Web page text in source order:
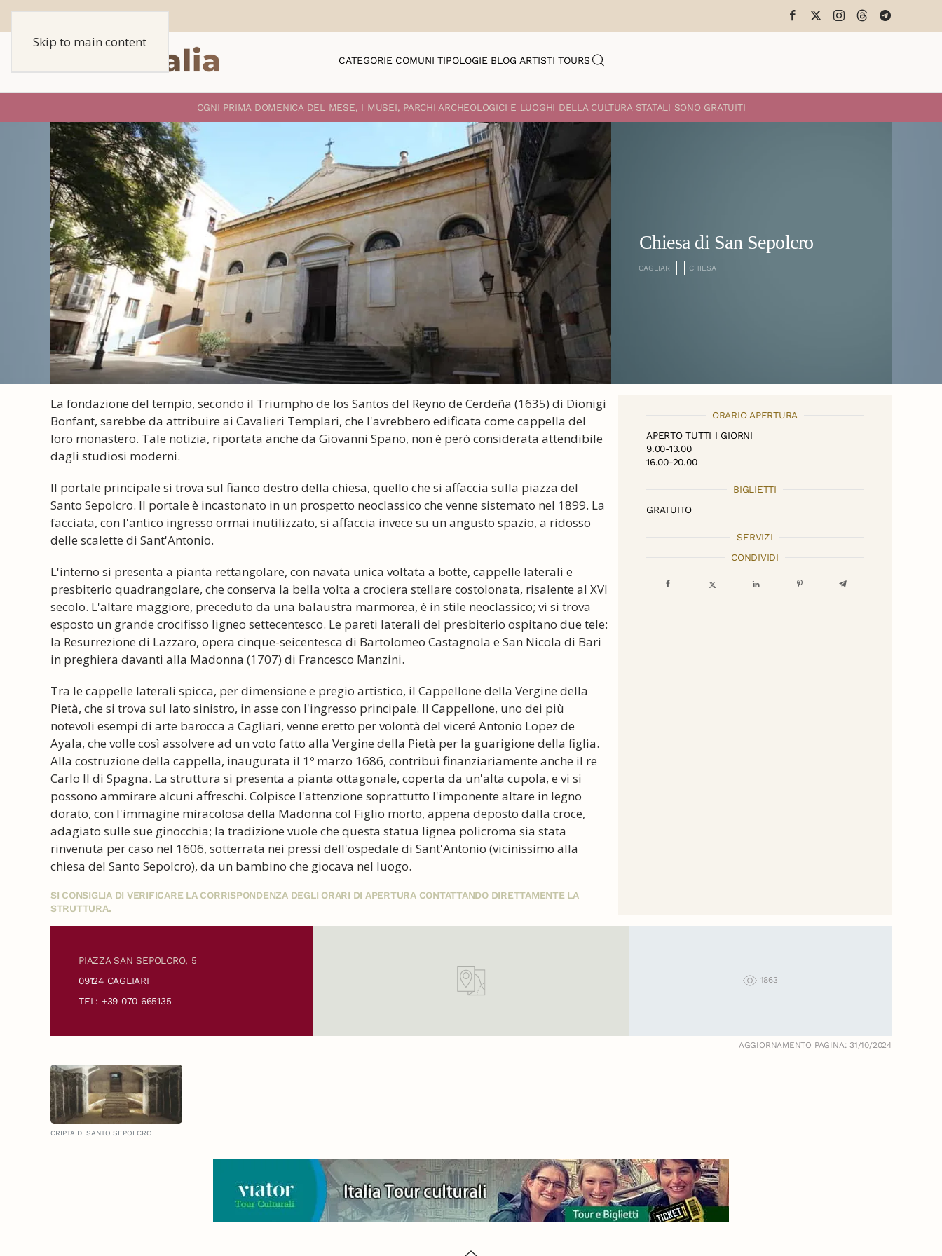
Skip to main content
CATEGORIE COMUNI TIPOLOGIE BLOG ARTISTI TOURS
OGNI PRIMA DOMENICA DEL MESE, I MUSEI, PARCHI ARCHEOLOGICI E LUOGHI DELLA CULTURA STATALI SONO GRATUITI
Chiesa di San Sepolcro
CAGLIARI CHIESA
La fondazione del tempio, secondo il Triumpho de los Santos del Reyno de Cerdeña (1635) di Dionigi
Bonfant, sarebbe da attribuire ai Cavalieri Templari, che l'avrebbero edificata come cappella del
loro monastero. Tale notizia, riportata anche da Giovanni Spano, non è però considerata attendibile
dagli studiosi moderni.
Il portale principale si trova sul fianco destro della chiesa, quello che si affaccia sulla piazza del
Santo Sepolcro. Il portale è incastonato in un prospetto neoclassico che venne sistemato nel 1899. La
facciata, con l'antico ingresso ormai inutilizzato, si affaccia invece su un angusto spazio, a ridosso
delle scalette di Sant'Antonio.
L'interno si presenta a pianta rettangolare, con navata unica voltata a botte, cappelle laterali e
presbiterio quadrangolare, che conserva la bella volta a crociera stellare costolonata, risalente al XVI
secolo. L'altare maggiore, preceduto da una balaustra marmorea, è in stile neoclassico; vi si trova
esposto un grande crocifisso ligneo settecentesco. Le pareti laterali del presbiterio ospitano due tele:
la Resurrezione di Lazzaro, opera cinque-seicentesca di Bartolomeo Castagnola e San Nicola di Bari
in preghiera davanti alla Madonna (1707) di Francesco Manzini.
Tra le cappelle laterali spicca, per dimensione e pregio artistico, il Cappellone della Vergine della
Pietà, che si trova sul lato sinistro, in asse con l'ingresso principale. Il Cappellone, uno dei più
notevoli esempi di arte barocca a Cagliari, venne eretto per volontà del viceré Antonio Lopez de
Ayala, che volle così assolvere ad un voto fatto alla Vergine della Pietà per la guarigione della figlia.
Alla costruzione della cappella, inaugurata il 1º marzo 1686, contribuì finanziariamente anche il re
Carlo II di Spagna. La struttura si presenta a pianta ottagonale, coperta da un'alta cupola, e vi si
possono ammirare alcuni affreschi. Colpisce l'attenzione soprattutto l'imponente altare in legno
dorato, con l'immagine miracolosa della Madonna col Figlio morto, appena deposto dalla croce,
adagiato sulle sue ginocchia; la tradizione vuole che questa statua lignea policroma sia stata
rinvenuta per caso nel 1606, sotterrata nei pressi dell'ospedale di Sant'Antonio (vicinissimo alla
chiesa del Santo Sepolcro), da un bambino che giocava nel luogo.
SI CONSIGLIA DI VERIFICARE LA CORRISPONDENZA DEGLI ORARI DI APERTURA CONTATTANDO DIRETTAMENTE LA
STRUTTURA.
ORARIO APERTURA
APERTO TUTTI I GIORNI
9.00-13.00
16.00-20.00
BIGLIETTI
GRATUITO
SERVIZI
CONDIVIDI
PIAZZA SAN SEPOLCRO, 5
09124 CAGLIARI
TEL: +39 070 665135
1863
AGGIORNAMENTO PAGINA: 31/10/2024
CRIPTA DI SANTO SEPOLCRO